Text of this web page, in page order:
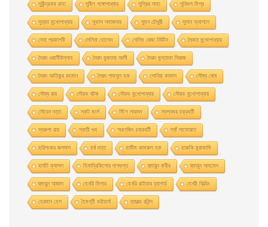
সুধীন্দ্রনাথ রাহা সুনীল গঙ্গোপাধ্যায় সুপ্রিয় সাহা সুবিমল মিশ্র
সুব্রত মুখোপাধ্যায় সুভাস সমাজদার সুমন চৌধুরী সুসান অ্যাশলে
সেবা প্রকাশনী সেলিনা হােসেন সেলিম রেজা নিউটন সৈকত মুখোপাধ্যায়
সৈয়দ ওয়ালীউল্লাহ সৈয়দ মুজতবা আলী সৈয়দ মুস্তাফা সিরাজ
সৈয়দ আতিকুর রহমান সৈয়দ শামসুল হক সোনিয়া কামাল সৌম্য ঘােষ
সৌম্য রায় সৌরভ ঘটক সৌরভ মুখােপাধ্যায় সৌরভ মুখোপাধ্যায়
সৌরেন দত্ত স্কট মর্লে স্টিগ লারসন স্বপ্নময় চক্রবর্তী
স্বরুপা রায় স্বাতী গুহ স্মরণজিৎ চক্রবর্তী স্যাঁ সাফোয়াত
হরিশংকর জলদাস হর্ষ দত্ত হামীম কামরুল হক হারুকি মুরাকামি
হার্বাট ক্যাসল হিমাদ্রিকিশাের দাশগুপ্ত হুমায়ুন কবীর হুমায়ূন আহমেদ
হুমায়ুন আজাদ হেনরি মিলার হেনরি রাইডার হ্যাগার্ড হেনরী ফিল্ডিং
হেরমান হেস হৈমন্তী ভট্টাচার্য হ্যারল্ড রবিন্স